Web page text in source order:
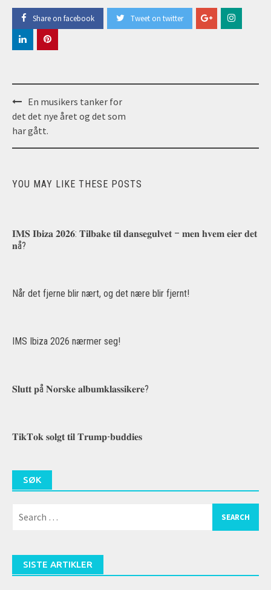
Share on facebook Tweet on twitter
Post
navigation
En musikers tanker for
det det nye året og det som
har gått.
YOU MAY LIKE THESE POSTS
𝐈𝐌𝐒 𝐈𝐛𝐢𝐳𝐚 𝟐𝟎𝟐𝟔: 𝐓𝐢𝐥𝐛𝐚𝐤𝐞 𝐭𝐢𝐥 𝐝𝐚𝐧𝐬𝐞𝐠𝐮𝐥𝐯𝐞𝐭 – 𝐦𝐞𝐧 𝐡𝐯𝐞𝐦 𝐞𝐢𝐞𝐫 𝐝𝐞𝐭
𝐧å?
Når det fjerne blir nært, og det nære blir fjernt!
IMS Ibiza 2026 nærmer seg!
𝐒𝐥𝐮𝐭𝐭 𝐩å 𝐍𝐨𝐫𝐬𝐤𝐞 𝐚𝐥𝐛𝐮𝐦𝐤𝐥𝐚𝐬𝐬𝐢𝐤𝐞𝐫𝐞?
𝐓𝐢𝐤𝐓𝐨𝐤 𝐬𝐨𝐥𝐠𝐭 𝐭𝐢𝐥 𝐓𝐫𝐮𝐦𝐩-𝐛𝐮𝐝𝐝𝐢𝐞𝐬
SØK
for:
SISTE ARTIKLER